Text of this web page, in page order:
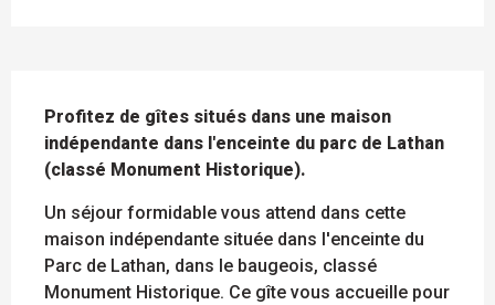
Profitez de gîtes situés dans une maison
indépendante dans l'enceinte du parc de Lathan
(classé Monument Historique).
Un séjour formidable vous attend dans cette
maison indépendante située dans l'enceinte du
Parc de Lathan, dans le baugeois, classé
Monument Historique. Ce gîte vous accueille pour